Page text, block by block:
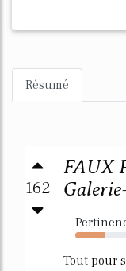
Résumé
162
FAUX
53%
Tout pour